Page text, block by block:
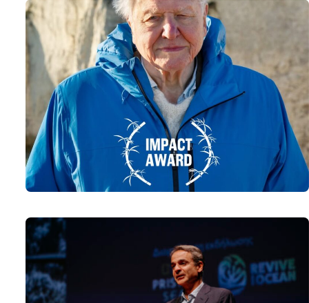
Penghargaan Panda Layar Lebar 2025
Revive Our Ocean Buletin Q3